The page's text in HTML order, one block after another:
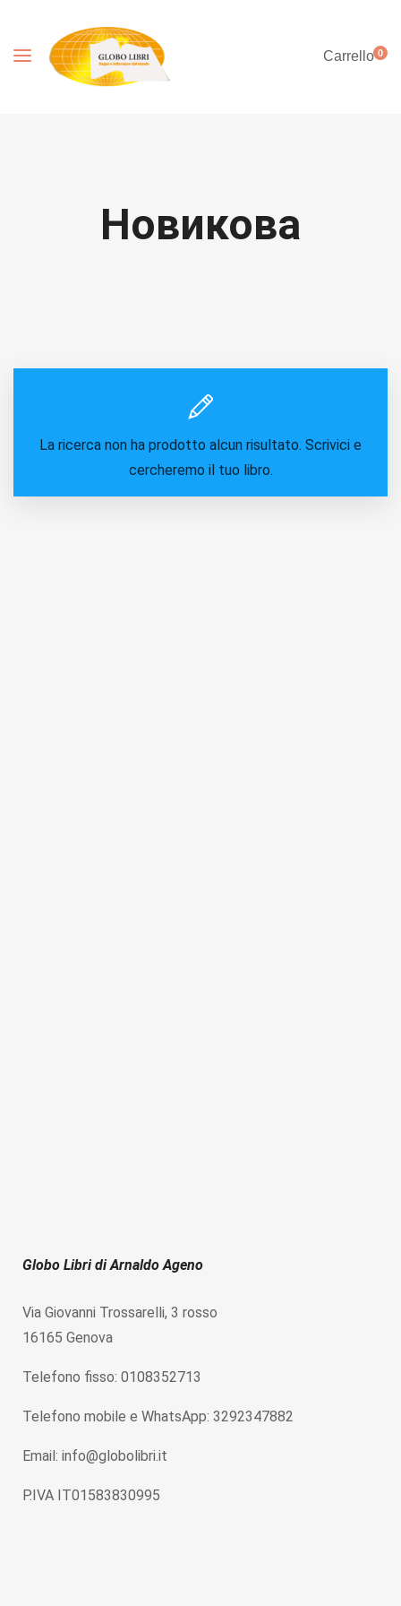
Carrello0
Новикова
La ricerca non ha prodotto alcun risultato. Scrivici e
cercheremo il tuo libro.
Globo Libri di Arnaldo Ageno
Via Giovanni Trossarelli, 3 rosso
16165 Genova
Telefono fisso: 0108352713
Telefono mobile e WhatsApp: 3292347882
Email: info@globolibri.it
P.IVA IT01583830995